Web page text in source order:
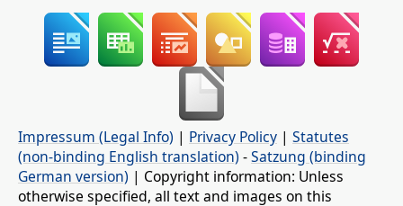
Impressum (Legal Info) | Privacy Policy | Statutes
(non-binding English translation) -Satzung (binding
German version) | Copyright information: Unless
otherwise specified, all text and images on this